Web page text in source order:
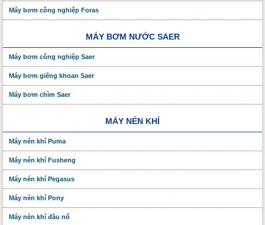
Máy bơm công nghiệp Foras
MÁY BƠM NƯỚC SAER
Máy bơm công nghiệp Saer
Máy bơm giếng khoan Saer
Máy bơm chìm Saer
MÁY NÉN KHÍ
Máy nén khí Puma
Máy nén khí Fusheng
Máy nén khí Pegasus
Máy nén khí Pony
Máy nén khí đầu nổ